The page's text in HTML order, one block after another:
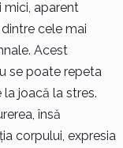
mici, aparent
cele mai
Acest
se poate repeta
joacă la stres.
însă
corpului, expresia